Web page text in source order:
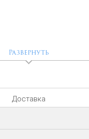
Развернуть
Доставка